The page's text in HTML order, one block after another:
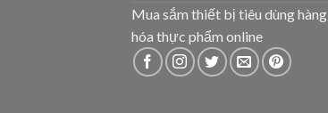
Mua sắm thiết bị tiêu dùng hàng
hóa thực phẩm online